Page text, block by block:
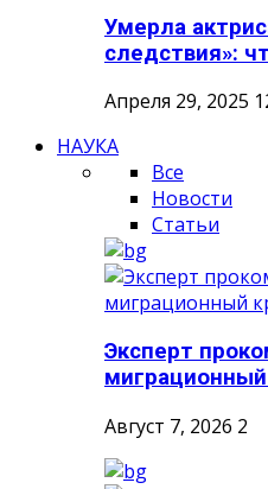
Умерла
следствия»:
Апреля 29, 2025
НАУКА
Все
Новости
Статьи
Эксперт
миграционный
Август 7, 2026 2